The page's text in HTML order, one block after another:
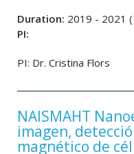
Duration: 2019 - 2021
PI:
PI: Dr. Cristina Flors
NAISMAHT
imagen,
magnético de